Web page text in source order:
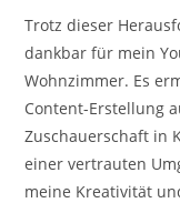
Trotz dieser
dankbar für mein
Wohnzimmer. Es
Content-Erstellung
Zuschauerschaft in
einer vertrauten
meine Kreativität